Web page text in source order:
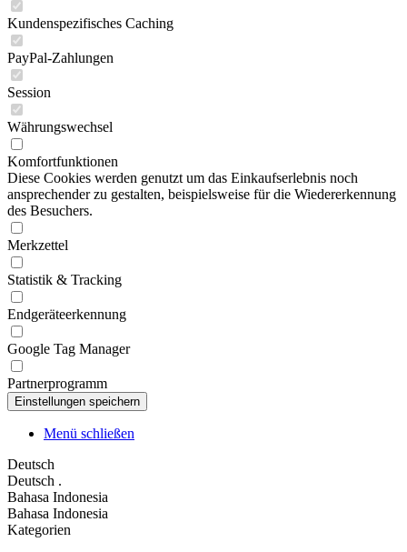
Kundenspezifisches Caching
PayPal-Zahlungen
Session
Währungswechsel
Komfortfunktionen
Diese Cookies werden genutzt um das Einkaufserlebnis noch
ansprechender zu gestalten, beispielsweise für die Wiedererkennung
des Besuchers.
Merkzettel
Statistik & Tracking
Endgeräteerkennung
Google Tag Manager
Partnerprogramm
Menü schließen
Deutsch
Deutsch .
Bahasa Indonesia
Bahasa Indonesia
Kategorien